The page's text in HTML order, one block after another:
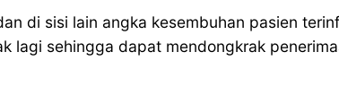
di sisi lain angka kesembuhan pasien
lagi sehingga dapat mendongkrak